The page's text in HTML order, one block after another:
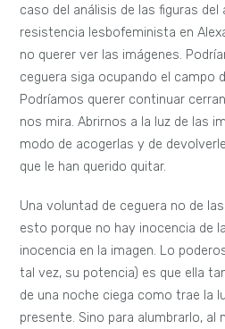
caso del análisis de las figuras
resistencia lesbofeminista en
no querer ver las imágenes.
ceguera siga ocupando el campo
Podríamos querer continuar
nos mira. Abrirnos a la luz de las
modo de acogerlas y de
que le han querido quitar.
Una voluntad de ceguera no de
esto porque no hay inocencia de
inocencia en la imagen. Lo
tal vez, su potencia) es que ella
de una noche ciega como trae la
presente. Sino para alumbrarlo, al